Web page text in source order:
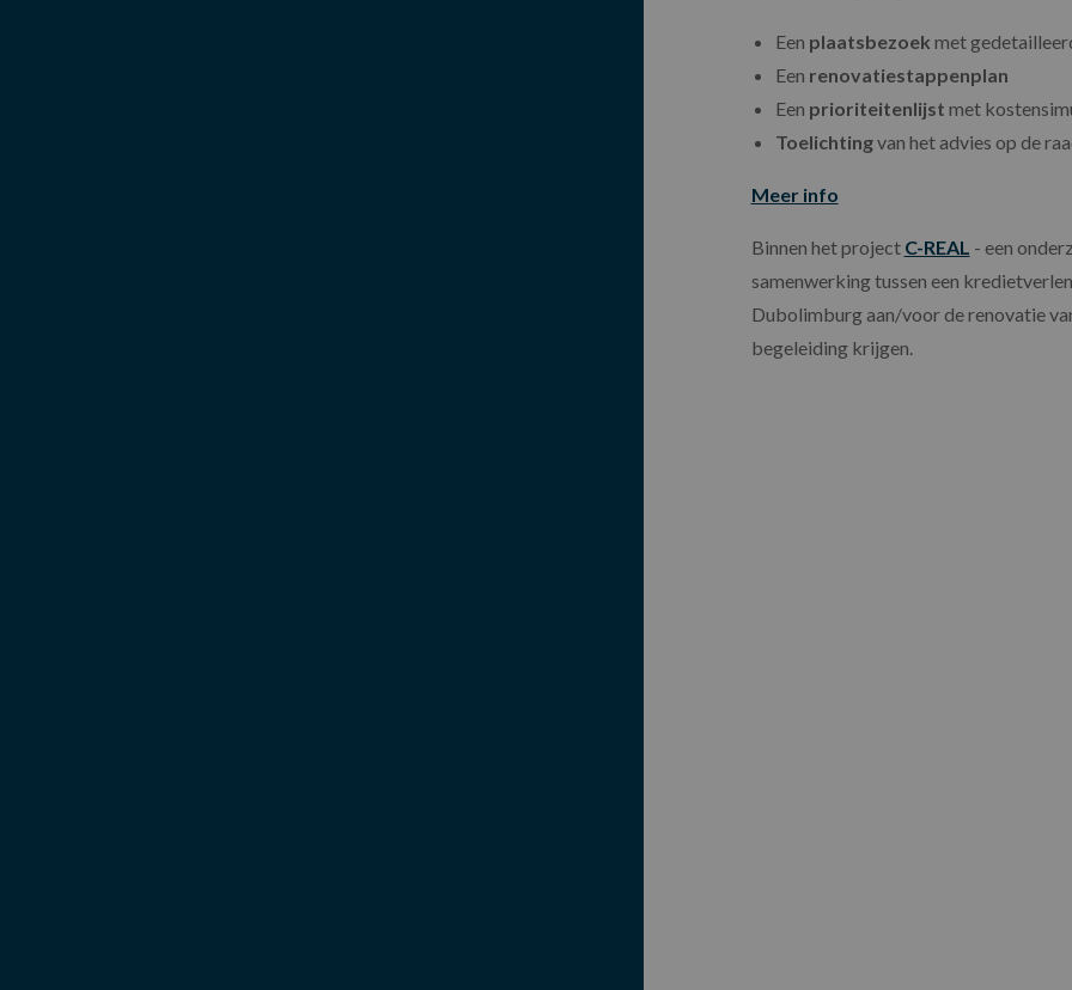
Een plaatsbezoek met
Een renovatiestappenplan
Een prioriteitenlijst met
Toelichtingvan het advies op de
Meer info
Binnen het project C-REAL - een
samenwerking tussen een
Dubolimburg aan/voor de renovatie
begeleiding krijgen.